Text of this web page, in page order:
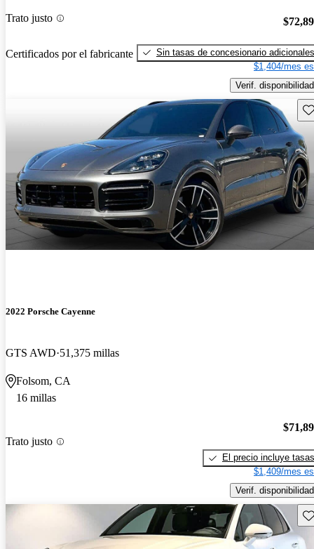
Trato justo
Certificados por el fabricante
Sin tasas de concesionario adicionales
$1,404/mes
Verif. disponibilidad
2022 Porsche Cayenne
GTS AWD 51,375 millas
Folsom, CA
16 millas
Trato justo
El precio incluye tasas
$1,409/mes
Verif. disponibilidad